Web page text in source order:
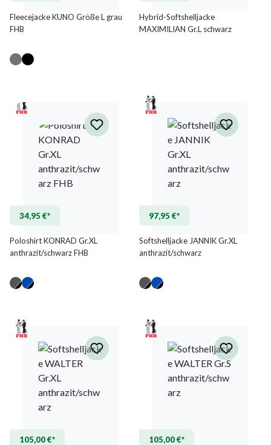
Fleecejacke KUNO Größe L grau
FHB
(Diese Option ist zurzeit nicht verfügbar.)
(Diese Option ist zurzeit nicht verfügbar.)
Hybrid-Softshelljacke
MAXIMILIAN Gr.L schwarz
34,95 €*
Poloshirt KONRAD Gr.XL
anthrazit/schwarz FHB
97,95 €*
Softshelljacke JANNIK Gr.XL
anthrazit/schwarz
105,00 €* 105,00 €*